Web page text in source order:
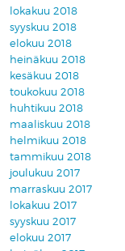
lokakuu 2018
syyskuu 2018
elokuu 2018
heinäkuu 2018
kesäkuu 2018
toukokuu 2018
huhtikuu 2018
maaliskuu 2018
helmikuu 2018
tammikuu 2018
joulukuu 2017
marraskuu 2017
lokakuu 2017
syyskuu 2017
elokuu 2017